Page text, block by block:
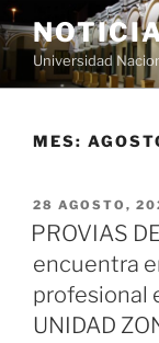
Saltar
al
contenido
Universidad
MES:
PUBLICADO
EL
28 AGOSTO,
PROVIAS
encuentra
profesional
UNIDAD